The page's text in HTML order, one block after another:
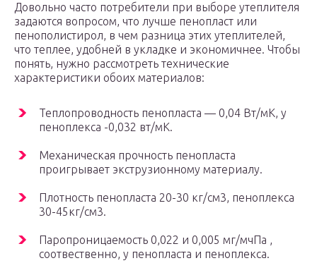
Довольно часто потребители при выборе утеплителя
задаются вопросом, что лучше пенопласт или
пенополистирол, в чем разница этих утеплителей,
что теплее, удобней в укладке и экономичнее. Чтобы
понять, нужно рассмотреть технические
характеристики обоих материалов:
Теплопроводность пенопласта — 0,04 Вт/мК, у
пеноплекса -0,032 вт/мК.
Механическая прочность пенопласта
проигрывает экструзионному материалу.
Плотность пенопласта 20-30 кг/см3, пеноплекса
30-45кг/см3.
Паропроницаемость 0,022 и 0,005 мг/мчПа ,
соотвественно, у пенопласта и пеноплекса.